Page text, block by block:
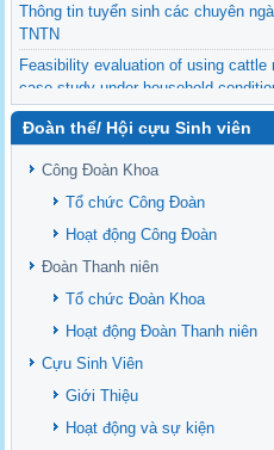
Thông tin tuyển sinh các chuyên
TNTN
Feasibility evaluation of using cattle
case study under household
Delta
Sediment properties in flood-based
upstream Mekong Delta
Danh mục tạp chí xuất bản Quốc Tế
Danh Mục các Đề Tài NCKH cấp
Văn bản - Quy định
Ban chấp hành Đảng bộ khoa
Đoàn thể/ Hội cựu Sinh viên
Công Đoàn Khoa
Tổ chức Công Đoàn
Hoạt động Công Đoàn
Đoàn Thanh niên
Tổ chức Đoàn Khoa
Hoạt động Đoàn Thanh niên
Cựu Sinh Viên
Giới Thiệu
Hoạt động và sự kiện